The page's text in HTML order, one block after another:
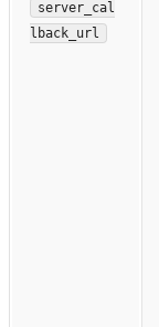
server_cal
lback_url